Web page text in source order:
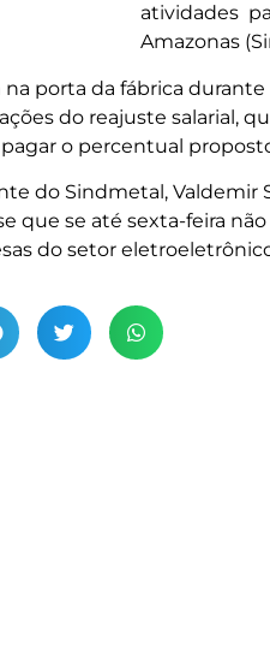
atividades
Amazonas
na porta da fábrica
do reajuste salarial,
o percentual
do Sindmetal, Valdemir
que se até sexta-feira
do setor